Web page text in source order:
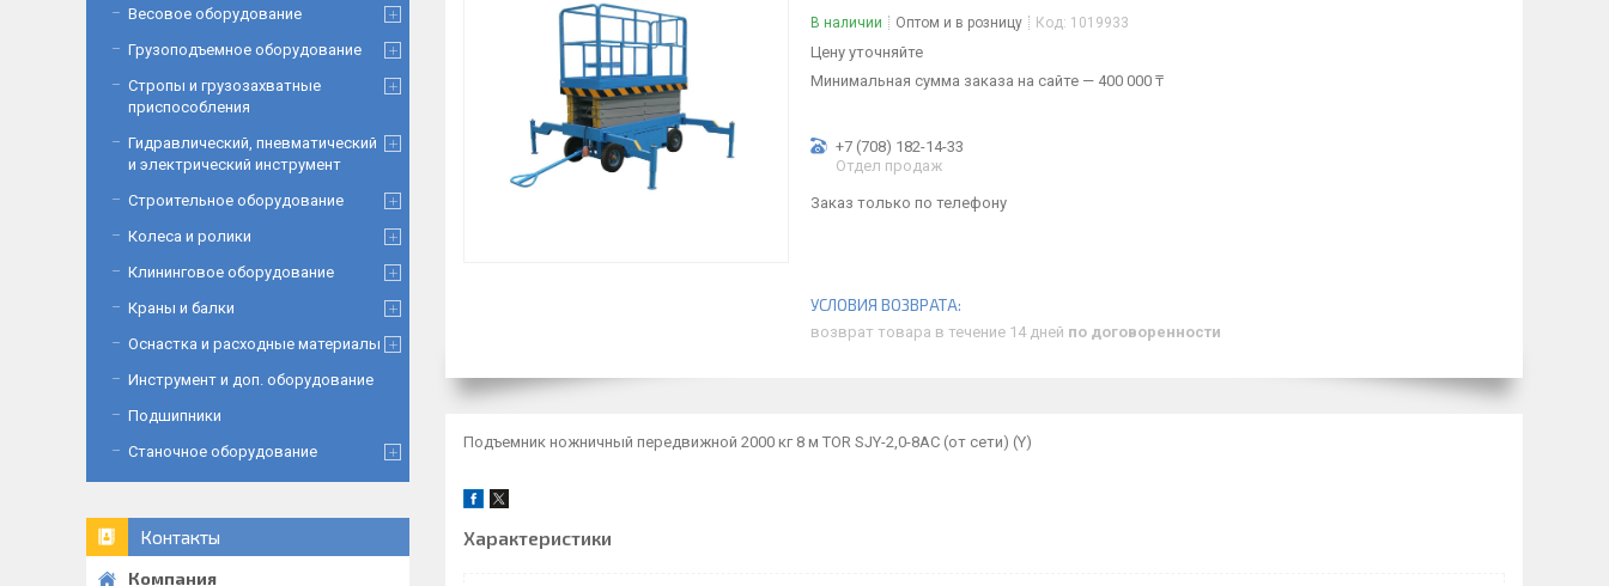
В наличии Оптом и в розницу Код: 1019933
Цену уточняйте
Минимальная сумма заказа на сайте — 400 000 ₸
+7 (708) 182-14-33
Отдел продаж
Заказ только по телефону
возврат товара в течение 14 дней по договоренности
Подъемник ножничный передвижной 2000 кг 8 м TOR SJY-2,0-8AC (от сети) (Y)
Характеристики
Весовое оборудование
Грузоподъемное оборудование
Стропы и грузозахватные
приспособления
Гидравлический, пневматический
и электрический инструмент
Строительное оборудование
Колеса и ролики
Клининговое оборудование
Краны и балки
Оснастка и расходные материалы
Инструмент и доп. оборудование
Подшипники
Станочное оборудование
Контакты